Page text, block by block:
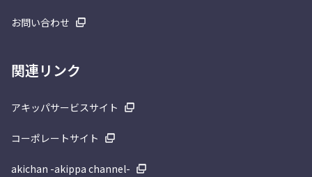
お問い合わせ
関連リンク
アキッパサービスサイト
コーポレートサイト
akichan -akippa channel-